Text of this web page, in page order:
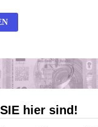
hier sind!